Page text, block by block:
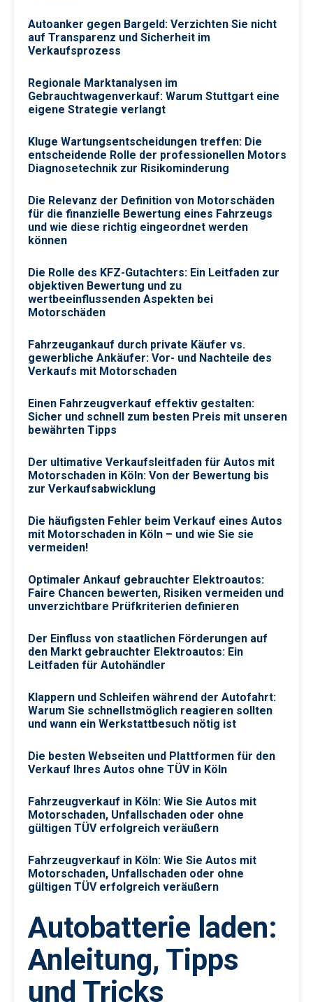
Autoanker gegen Bargeld: Verzichten Sie nicht
auf Transparenz und Sicherheit im
Verkaufsprozess
Regionale Marktanalysen im
Gebrauchtwagenverkauf: Warum Stuttgart eine
eigene Strategie verlangt
Kluge Wartungsentscheidungen treffen: Die
entscheidende Rolle der professionellen Motors
Diagnosetechnik zur Risikominderung
Die Relevanz der Definition von Motorschäden
für die finanzielle Bewertung eines Fahrzeugs
und wie diese richtig eingeordnet werden
können
Die Rolle des KFZ-Gutachters: Ein Leitfaden zur
objektiven Bewertung und zu
wertbeeinflussenden Aspekten bei
Motorschäden
Fahrzeugankauf durch private Käufer vs.
gewerbliche Ankäufer: Vor- und Nachteile des
Verkaufs mit Motorschaden
Einen Fahrzeugverkauf effektiv gestalten:
Sicher und schnell zum besten Preis mit unseren
bewährten Tipps
Der ultimative Verkaufsleitfaden für Autos mit
Motorschaden in Köln: Von der Bewertung bis
zur Verkaufsabwicklung
Die häufigsten Fehler beim Verkauf eines Autos
mit Motorschaden in Köln – und wie Sie sie
vermeiden!
Optimaler Ankauf gebrauchter Elektroautos:
Faire Chancen bewerten, Risiken vermeiden und
unverzichtbare Prüfkriterien definieren
Der Einfluss von staatlichen Förderungen auf
den Markt gebrauchter Elektroautos: Ein
Leitfaden für Autohändler
Klappern und Schleifen während der Autofahrt:
Warum Sie schnellstmöglich reagieren sollten
und wann ein Werkstattbesuch nötig ist
Die besten Webseiten und Plattformen für den
Verkauf Ihres Autos ohne TÜV in Köln
Fahrzeugverkauf in Köln: Wie Sie Autos mit
Motorschaden, Unfallschaden oder ohne
gültigen TÜV erfolgreich veräußern
Fahrzeugverkauf in Köln: Wie Sie Autos mit
Motorschaden, Unfallschaden oder ohne
gültigen TÜV erfolgreich veräußern
Autobatterie laden:
Anleitung, Tipps
und Tricks